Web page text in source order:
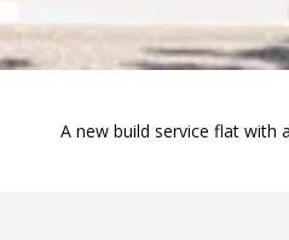
A new build service flat with